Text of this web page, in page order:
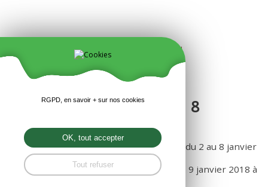
FERMETURE DU 2 AU 8
Votre magasin Les Prairies Bio sera fermé du 2 au 8 janvier
2018 pour congés.
Nous aurons le plaisir de vous retrouver le 9 janvier 2018 à
RGPD, en savoir + sur nos cookies
OK, tout accepter
Tout refuser